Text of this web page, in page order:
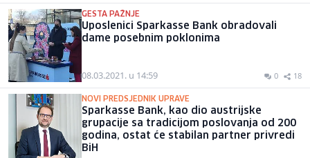
GESTA PAŽNJE
Uposlenici Sparkasse Bank obradovali
dame posebnim poklonima
08.03.2021. u 14:59 0 18
NOVI PREDSJEDNIK UPRAVE
Sparkasse Bank, kao dio austrijske
grupacije sa tradicijom poslovanja od 200
godina, ostat će stabilan partner privredi
BiH